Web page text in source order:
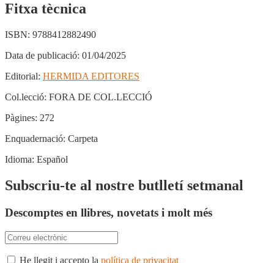
Fitxa tècnica
ISBN: 9788412882490
Data de publicació: 01/04/2025
Editorial: HERMIDA EDITORES
Col.lecció: FORA DE COL.LECCIÓ
Pàgines: 272
Enquadernació: Carpeta
Idioma: Español
Subscriu-te al nostre butlletí setmanal
Descomptes en llibres, novetats i molt més
He llegit i accepto la política de privacitat